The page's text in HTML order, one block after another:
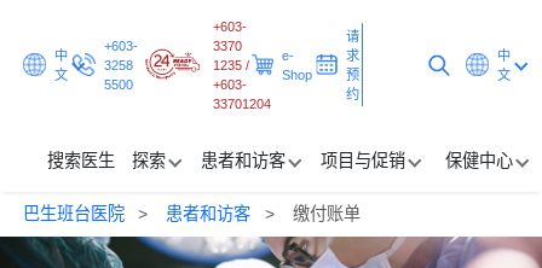
中
文
+603-
3258
5500
+603-
3370
1235 /
+603-
33701204
e-
Shop
请
求
预
约
中
文
搜索医生 探索 患者和访客 项目与促销 保健中心
巴生班台医院 患者和访客 缴付账单